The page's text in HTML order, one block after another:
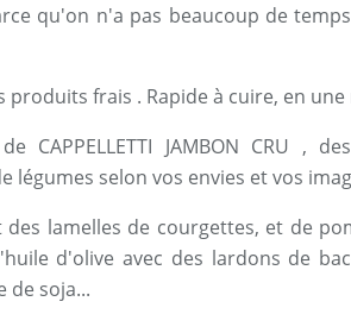
qu'on n'a pas beaucoup de
produits frais . Rapide à cuire, en
CAPPELLETTI JAMBON CRU ,
légumes selon vos envies et vos
des lamelles de courgettes, et de
d'olive avec des lardons de
de soja...